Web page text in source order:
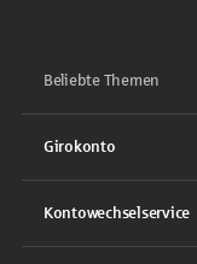
Beliebte Themen
Girokonto
Kontowechselservice